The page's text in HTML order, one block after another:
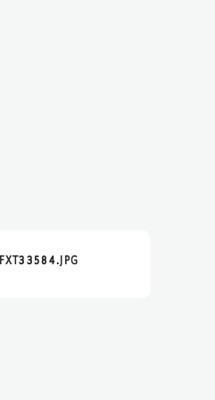
ᲡᲠᲣᲚᲐᲓ
ᲕᲠᲪᲚᲐᲓ
FXT33584.JPG